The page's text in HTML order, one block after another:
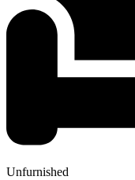
Unfurnished